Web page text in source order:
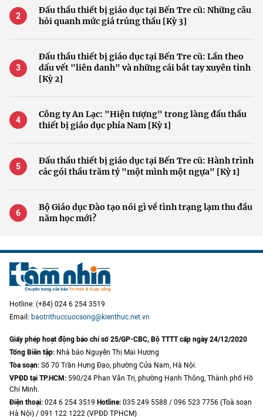
Đấu thầu thiết bị giáo dục tại Bến Tre cũ: Những câu
hỏi quanh mức giá trúng thầu [Kỳ 3]
Đấu thầu thiết bị giáo dục tại Bến Tre cũ: Lần theo
dấu vết "liên danh" và những cái bắt tay xuyên tỉnh
[Kỳ 2]
Công ty An Lạc: "Hiện tượng" trong làng đấu thầu
thiết bị giáo dục phía Nam [Kỳ 1]
Đấu thầu thiết bị giáo dục tại Bến Tre cũ: Hành trình
các gói thầu trăm tỷ "một mình một ngựa" [Kỳ 1]
Bộ Giáo dục Đào tạo nói gì về tình trạng lạm thu đầu
năm học mới?
Hotline: (+84) 024 6 254 3519
Email: baotrithuccuocsong@kienthuc.net.vn
Giấy phép hoạt động báo chí số 25/GP-CBC, Bộ TTTT cấp ngày 24/12/2020
Tổng Biên tập: Nhà báo Nguyễn Thị Mai Hương
Tòa soạn: Số 70 Trần Hưng Đạo, phường Cửa Nam, Hà Nội.
VPĐD tại TP.HCM: 590/24 Phan Văn Trị, phường Hạnh Thông, Thành phố Hồ
Chí Minh.
Điện thoại: 024 6 254 3519 Hotline: 035 249 5588 / 096 523 7756 (Toà soạn
Hà Nội) / 091 122 1222 (VPĐD TPHCM)